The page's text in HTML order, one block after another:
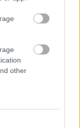
other
¿Habrá rotaciones en
12 en nuestra